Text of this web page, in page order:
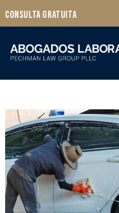
Consulta Gratuita